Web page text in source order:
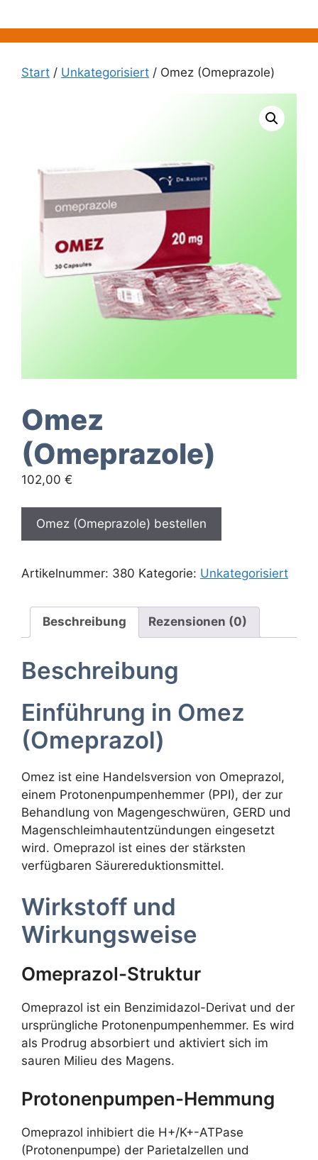
Inhalt
springen
Start / Unkategorisiert / Omez (Omeprazole)
Omez
(Omeprazole)
102,00 €
Omez (Omeprazole) bestellen
Artikelnummer: 380 Kategorie: Unkategorisiert
Beschreibung Rezensionen (0)
Beschreibung
Einführung in Omez
(Omeprazol)
Omez ist eine Handelsversion von Omeprazol,
einem Protonenpumpenhemmer (PPI), der zur
Behandlung von Magengeschwüren, GERD und
Magenschleimhautentzündungen eingesetzt
wird. Omeprazol ist eines der stärksten
verfügbaren Säurereduktionsmittel.
Wirkstoff und
Wirkungsweise
Omeprazol-Struktur
Omeprazol ist ein Benzimidazol-Derivat und der
ursprüngliche Protonenpumpenhemmer. Es wird
als Prodrug absorbiert und aktiviert sich im
sauren Milieu des Magens.
Protonenpumpen-Hemmung
Omeprazol inhibiert die H+/K+-ATPase
(Protonenpumpe) der Parietalzellen und